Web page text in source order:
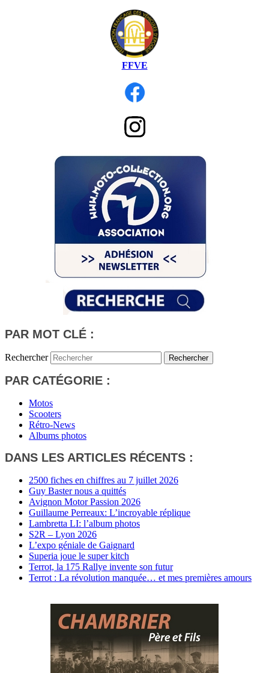
FFVE
PAR MOT CLÉ :
Rechercher
PAR CATÉGORIE :
Motos
Scooters
Rétro-News
Albums photos
DANS LES ARTICLES RÉCENTS :
2500 fiches en chiffres au 7 juillet 2026
Guy Baster nous a quittés
Avignon Motor Passion 2026
Guillaume Perreaux: L’incroyable réplique
Lambretta LI: l’album photos
S2R – Lyon 2026
L’expo géniale de Gaignard
Superia joue le super kitch
Terrot, la 175 Rallye invente son futur
Terrot : La révolution manquée… et mes premières amours